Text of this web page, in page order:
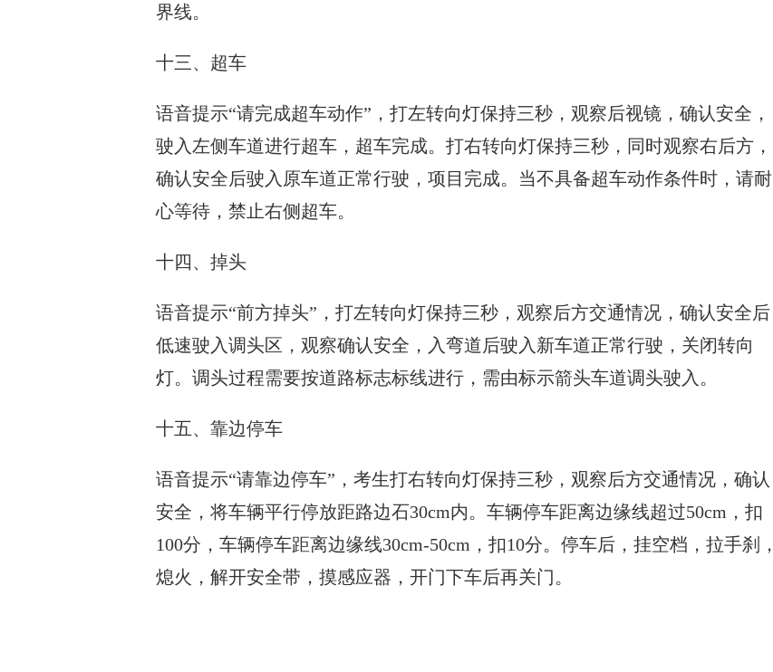
界线。
十三、超车
语音提示“请完成超车动作”，打左转向灯保持三秒，观察后视镜，确认安全，
驶入左侧车道进行超车，超车完成。打右转向灯保持三秒，同时观察右后方，
确认安全后驶入原车道正常行驶，项目完成。当不具备超车动作条件时，请耐
心等待，禁止右侧超车。
十四、掉头
语音提示“前方掉头”，打左转向灯保持三秒，观察后方交通情况，确认安全后
低速驶入调头区，观察确认安全，入弯道后驶入新车道正常行驶，关闭转向
灯。调头过程需要按道路标志标线进行，需由标示箭头车道调头驶入。
十五、靠边停车
语音提示“请靠边停车”，考生打右转向灯保持三秒，观察后方交通情况，确认
安全，将车辆平行停放距路边石30cm内。车辆停车距离边缘线超过50cm，扣
100分，车辆停车距离边缘线30cm-50cm，扣10分。停车后，挂空档，拉手刹，
熄火，解开安全带，摸感应器，开门下车后再关门。